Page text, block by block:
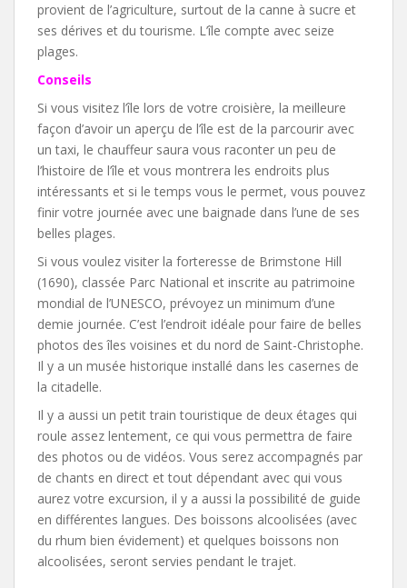
provient de l’agriculture, surtout de la canne à sucre et
ses dérives et du tourisme. L’île compte avec seize
plages.
Conseils
Si vous visitez l’île lors de votre croisière, la meilleure
façon d’avoir un aperçu de l’île est de la parcourir avec
un taxi, le chauffeur saura vous raconter un peu de
l’histoire de l’île et vous montrera les endroits plus
intéressants et si le temps vous le permet, vous pouvez
finir votre journée avec une baignade dans l’une de ses
belles plages.
Si vous voulez visiter la forteresse de Brimstone Hill
(1690), classée Parc National et inscrite au patrimoine
mondial de l’UNESCO, prévoyez un minimum d’une
demie journée. C’est l’endroit idéale pour faire de belles
photos des îles voisines et du nord de Saint-Christophe.
Il y a un musée historique installé dans les casernes de
la citadelle.
Il y a aussi un petit train touristique de deux étages qui
roule assez lentement, ce qui vous permettra de faire
des photos ou de vidéos. Vous serez accompagnés par
de chants en direct et tout dépendant avec qui vous
aurez votre excursion, il y a aussi la possibilité de guide
en différentes langues. Des boissons alcoolisées (avec
du rhum bien évidement) et quelques boissons non
alcoolisées, seront servies pendant le trajet.